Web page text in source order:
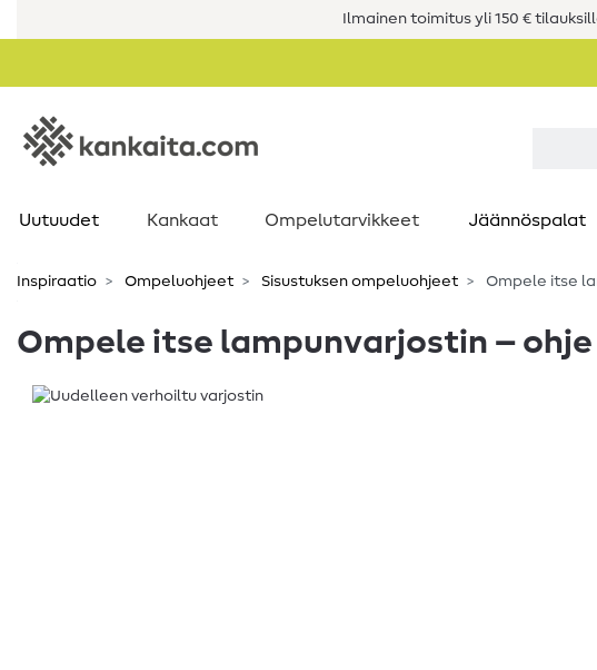
Ilmainen toimitus yli 150 €
Uutuudet Kankaat Ompelutarvikkeet Jäännöspalat
Inspiraatio Ompeluohjeet Sisustuksen ompeluohjeet Ompele itse
Ompele itse lampunvarjostin – ohje